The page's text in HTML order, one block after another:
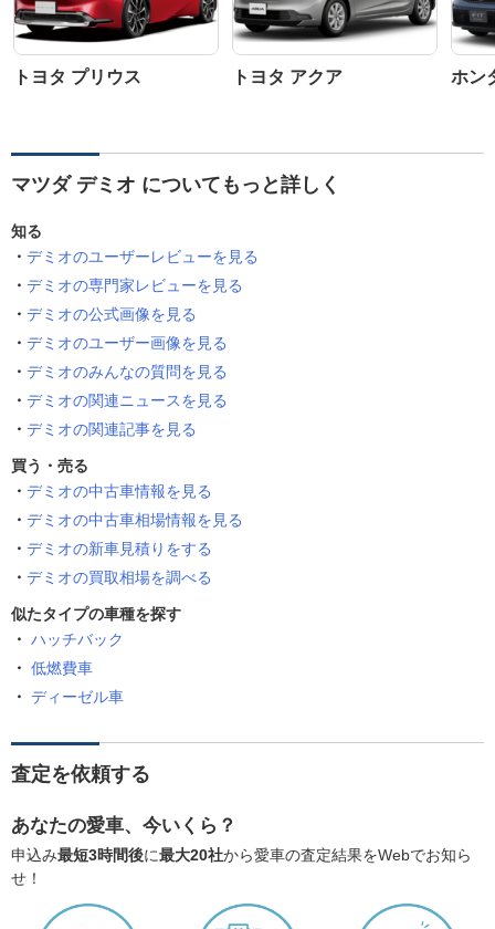
トヨタ プリウス トヨタ アクア ホン
マツダ デミオ についてもっと詳しく
知る
デミオのユーザーレビューを見る
デミオの専門家レビューを見る
デミオの公式画像を見る
デミオのユーザー画像を見る
デミオのみんなの質問を見る
デミオの関連ニュースを見る
デミオの関連記事を見る
買う・売る
デミオの中古車情報を見る
デミオの中古車相場情報を見る
デミオの新車見積りをする
デミオの買取相場を調べる
似たタイプの車種を探す
ハッチバック
低燃費車
ディーゼル車
査定を依頼する
あなたの愛車、今いくら？
申込み最短3時間後に最大20社から愛車の査定結果をWebでお知ら
せ！